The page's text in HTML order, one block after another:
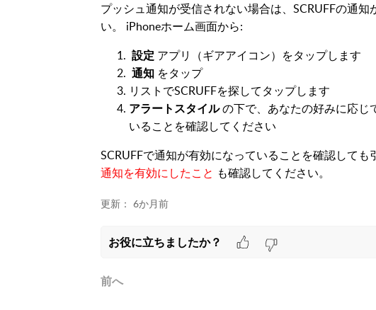
プッシュ通知が受信されない場合は、SCRUFFの通
い。 iPhoneホーム画面から:
設定 アプリ（ギアアイコン）をタップします
通知 をタップ
リストでSCRUFFを探してタップします
アラートスタイルの下で、あなたの好みに応じ
いることを確認してください
SCRUFFで通知が有効になっていることを確認しても
通知を有効にしたこと も確認してください。
更新： 6か月前
お役に立ちましたか？
前へ